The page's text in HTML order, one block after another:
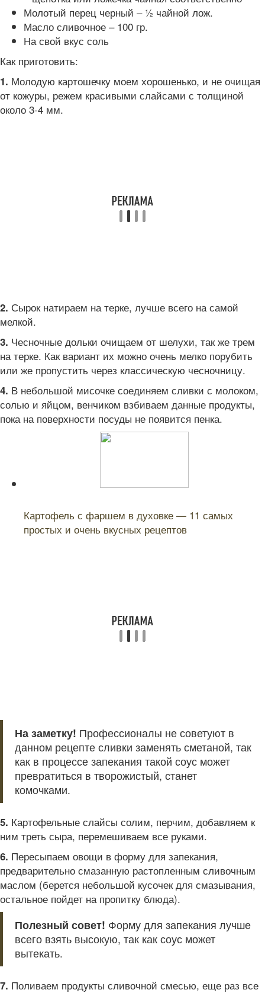
Молотый перец черный – ½ чайной лож.
Масло сливочное – 100 гр.
На свой вкус соль
Как приготовить:
1. Молодую картошечку моем хорошенько, и не очищая
от кожуры, режем красивыми слайсами с толщиной
около 3-4 мм.
2. Сырок натираем на терке, лучше всего на самой
мелкой.
3. Чесночные дольки очищаем от шелухи, так же трем
на терке. Как вариант их можно очень мелко порубить
или же пропустить через классическую чесночницу.
4. В небольшой мисочке соединяем сливки с молоком,
солью и яйцом, венчиком взбиваем данные продукты,
пока на поверхности посуды не появится пенка.
Картофель с фаршем в духовке — 11 самых
простых и очень вкусных рецептов
На заметку! Профессионалы не советуют в
данном рецепте сливки заменять сметаной, так
как в процессе запекания такой соус может
превратиться в творожистый, станет
комочками.
5. Картофельные слайсы солим, перчим, добавляем к
ним треть сыра, перемешиваем все руками.
6. Пересыпаем овощи в форму для запекания,
предварительно смазанную растопленным сливочным
маслом (берется небольшой кусочек для смазывания,
остальное пойдет на пропитку блюда).
Полезный совет! Форму для запекания лучше
всего взять высокую, так как соус может
вытекать.
7. Поливаем продукты сливочной смесью, еще раз все